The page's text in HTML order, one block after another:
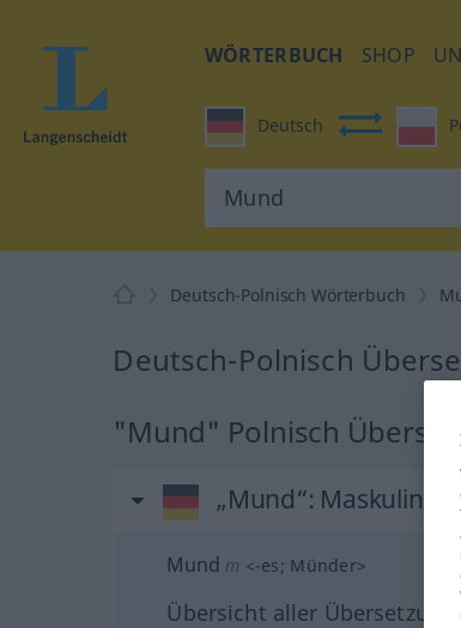
WÖRTERBUCH SHOP
Deutsch
Deutsch-Polnisch Wörterbuch
Deutsch-Polnisch
"Mund" Polnisch
„Mund“:
Mund m <-es; Münder>
Übersicht aller